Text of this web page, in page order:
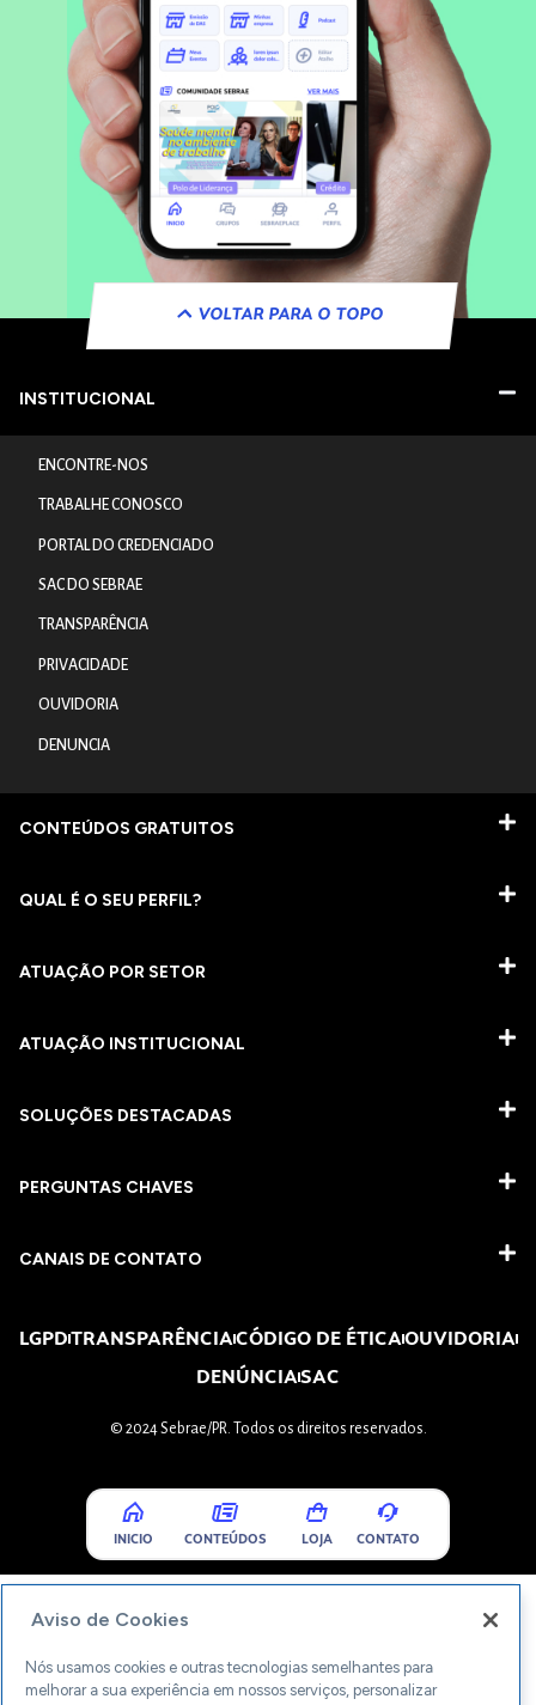
VOLTAR PARA O TOPO
INSTITUCIONAL
ENCONTRE-NOS
TRABALHE CONOSCO
PORTAL DO CREDENCIADO
SAC DO SEBRAE
TRANSPARÊNCIA
PRIVACIDADE
OUVIDORIA
DENUNCIA
CONTEÚDOS GRATUITOS
QUAL É O SEU PERFIL?
ATUAÇÃO POR SETOR
ATUAÇÃO INSTITUCIONAL
SOLUÇÕES DESTACADAS
PERGUNTAS CHAVES​
CANAIS DE CONTATO
LGPDTRANSPARÊNCIACÓDIGO DE ÉTICAOUVIDORIA
DENÚNCIASAC
© 2024 Sebrae/PR. Todos os direitos reservados.
INICIO CONTEÚDOS LOJA CONTATO
Aviso de Cookies
Nós usamos cookies e outras tecnologias semelhantes para
melhorar a sua experiência em nossos serviços, personalizar